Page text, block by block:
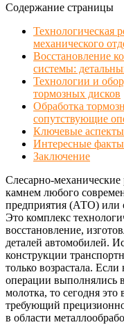
Содержание страницы
Технологическая
механического
Восстановление
системы:
Технологии и
тормозных дисков
Обработка
сопутствующие
Ключевые аспекты
Интересные
Заключение
Слесарно-
камнем любого
предприятия (АТО) или
Это комплекс
восстановление,
деталей автомобилей.
конструкции
только возрастала.
операции
молотка, то сегодня
требующий
в области